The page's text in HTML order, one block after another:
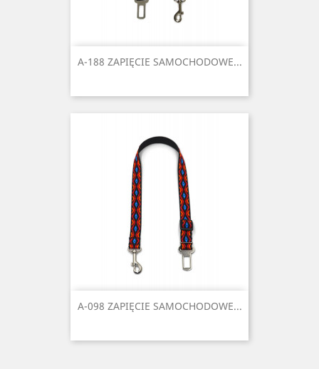
A-188 ZAPIĘCIE SAMOCHODOWE...
A-098 ZAPIĘCIE SAMOCHODOWE...